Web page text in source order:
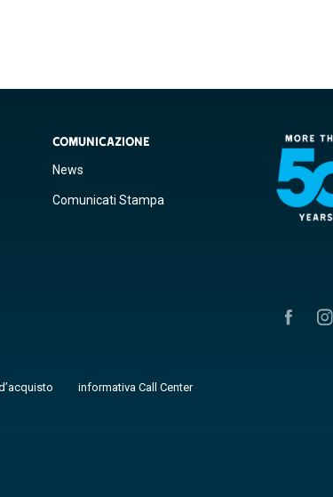
COMUNICAZIONE
News
Comunicati Stampa
informativa Call Center